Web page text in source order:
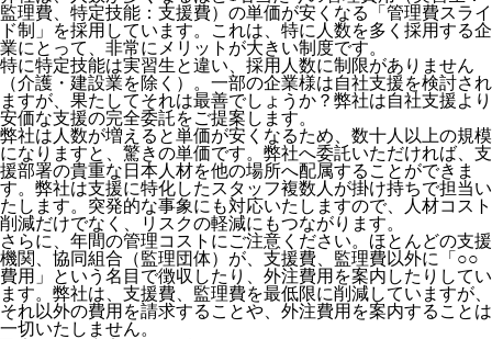
監理費、特定技能：支援費）の単価が安くなる「管理費スライ
ド制」を採用 しています。これは、特に人数を多く採用する企
業にとって、非常にメリットが大きい制度です。
特に特定技能は実習生と違い、採用人数に制限がありません
（介護・建設業を除く）。一部の企業様は自社支援を検討され
ますが、果たしてそれは最善でしょうか？弊社は自社支援より
安価な支援の完全委託をご提案します。
弊社は人数が増えると単価が安くなるため、数十人以上の規模
になりますと、驚きの単価です。弊社へ委託いただければ、支
援部署の貴重な日本人材を他の場所へ配属することができま
す。弊社は支援に特化したスタッフ複数人が掛け持ちで担当い
たします。突発的な事象にも対応いたしますので、人材コスト
削減だけでなく、リスクの軽減にもつながります。
さらに、年間の管理コストにご注意ください。ほとんどの支援
機関、協同組合（監理団体）が、支援費、監理費以外に「○○
費用」という名目で徴収したり、外注費用を案内したりしてい
ます。弊社は、支援費、監理費を最低限に削減していますが、
それ以外の費用を請求することや、外注費用を案内することは
一切いたしません。